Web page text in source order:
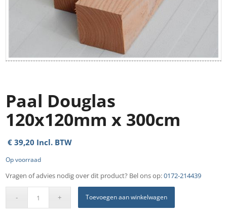
Paal Douglas
120x120mm x 300cm
€ 39,20 Incl. BTW
Op voorraad
Vragen of advies nodig over dit product? Bel ons op:0172-214439
Toevoegen aan winkelwagen